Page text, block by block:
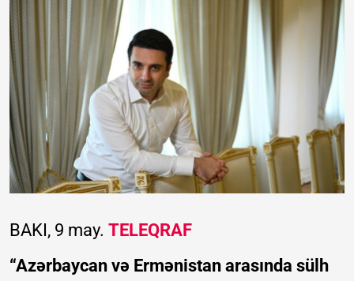
BAKI, 9 may. TELEQRAF
“Azərbaycan və Ermənistan arasında sülh